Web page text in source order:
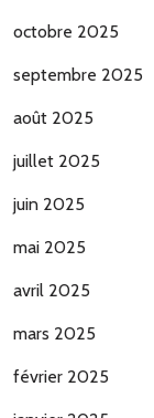
octobre 2025
septembre 2025
août 2025
juillet 2025
juin 2025
mai 2025
avril 2025
mars 2025
février 2025